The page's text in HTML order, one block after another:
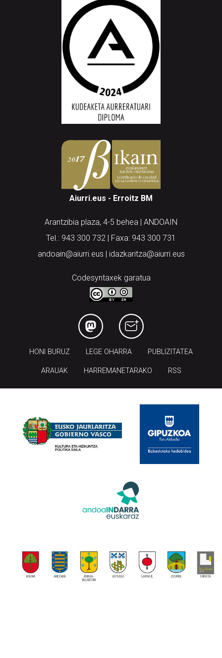
Aiurri.eus - Erroitz BM
Arantzibia plaza, 4-5 behea | ANDOAIN
Tel.: 943 300 732 | Faxa: 943 300 731
andoain@aiurri.eus | idazkaritza@aiurri.eus
Codesyntaxek garatua
HONI BURUZ LEGE OHARRA PUBLIZITATEA
ARAUAK HARREMANETARAKO RSS